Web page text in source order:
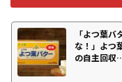
「よつ葉
な！」よつ
の自主回収